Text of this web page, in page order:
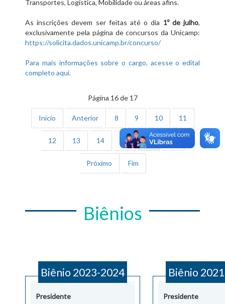
Transportes, Logística, Mobilidade ou áreas afins.
As inscrições devem ser feitas até o dia 1º de julho,
exclusivamente pela página de concursos da Unicamp:
https://solicita.dados.unicamp.br/concurso/
Para mais informações sobre o cargo, acesse o edital
completo aqui.
Página 16 de 17
Início Anterior 8 9 10 11
12 13 14 15 16 17
Próximo Fim
Biênios
Biênio 2023-2024
Presidente
Biênio
Presidente